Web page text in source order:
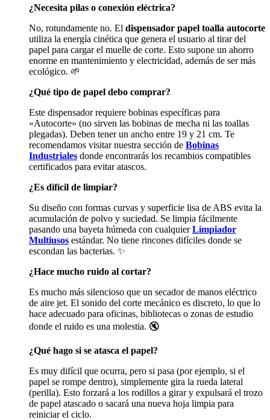
¿Necesita pilas o conexión eléctrica?
No, rotundamente no. El dispensador papel toalla autocorte
utiliza la energía cinética que genera el usuario al tirar del
papel para cargar el muelle de corte. Esto supone un ahorro
enorme en mantenimiento y electricidad, además de ser más
ecológico. 🌱
¿Qué tipo de papel debo comprar?
Este dispensador requiere bobinas específicas para
«Autocorte» (no sirven las bobinas de mecha ni las toallas
plegadas). Deben tener un ancho entre 19 y 21 cm. Te
recomendamos visitar nuestra sección de Bobinas
Industriales donde encontrarás los recambios compatibles
certificados para evitar atascos.
¿Es difícil de limpiar?
Su diseño con formas curvas y superficie lisa de ABS evita la
acumulación de polvo y suciedad. Se limpia fácilmente
pasando una bayeta húmeda con cualquierLimpiador
Multiusos estándar. No tiene rincones difíciles donde se
escondan las bacterias. ✨
¿Hace mucho ruido al cortar?
Es mucho más silencioso que un secador de manos eléctrico
de aire jet. El sonido del corte mecánico es discreto, lo que lo
hace adecuado para oficinas, bibliotecas o zonas de estudio
donde el ruido es una molestia. 🔇
¿Qué hago si se atasca el papel?
Es muy difícil que ocurra, pero si pasa (por ejemplo, si el
papel se rompe dentro), simplemente gira la rueda lateral
(perilla). Esto forzará a los rodillos a girar y expulsará el trozo
de papel atascado o sacará una nueva hoja limpia para
reiniciar el ciclo.